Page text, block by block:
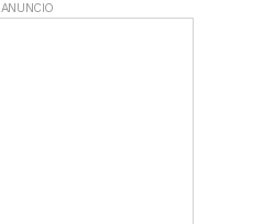
ANUNCIO